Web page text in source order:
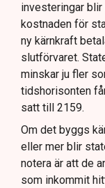
investeringar
kostnaden för
ny kärnkraft
slutförvaret.
minskar ju fler
tidshorisonten
satt till 2159.
Om det byggs
eller mer blir
notera är att de
som inkommit